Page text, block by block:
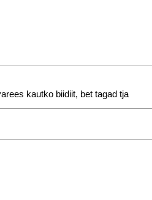
kautko biidiit, bet tagad tja